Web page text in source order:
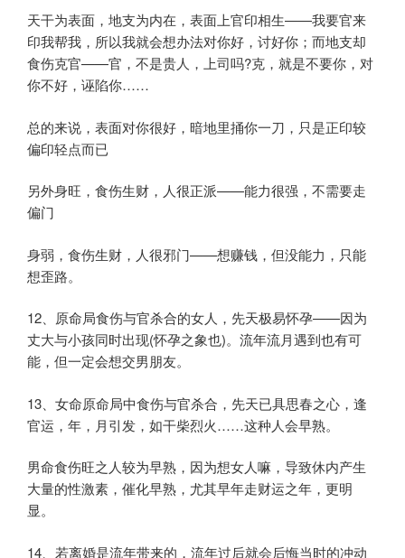
天干为表面，地支为内在，表面上官印相生——我要官来
印我帮我，所以我就会想办法对你好，讨好你；而地支却
食伤克官——官，不是贵人，上司吗?克，就是不要你，对
你不好，诬陷你……
总的来说，表面对你很好，暗地里捅你一刀，只是正印较
偏印轻点而已
另外身旺，食伤生财，人很正派——能力很强，不需要走
偏门
身弱，食伤生财，人很邪门——想赚钱，但没能力，只能
想歪路。
12、原命局食伤与官杀合的女人，先天极易怀孕——因为
丈大与小孩同时出现(怀孕之象也)。流年流月遇到也有可
能，但一定会想交男朋友。
13、女命原命局中食伤与官杀合，先天已具思春之心，逢
官运，年，月引发，如干柴烈火……这种人会早熟。
男命食伤旺之人较为早熟，因为想女人嘛，导致休内产生
大量的性激素，催化早熟，尤其早年走财运之年，更明
显。
14、若离婚是流年带来的，流年过后就会后悔当时的冲动